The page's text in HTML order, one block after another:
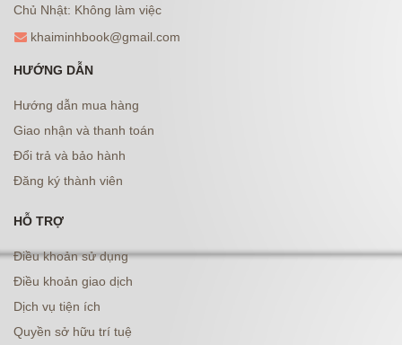
Chủ Nhật: Không làm việc
khaiminhbook@gmail.com
HƯỚNG DẪN
Hướng dẫn mua hàng
Giao nhận và thanh toán
Đổi trả và bảo hành
Đăng ký thành viên
HỖ TRỢ
Điều khoản sử dụng
Điều khoản giao dịch
Dịch vụ tiện ích
Quyền sở hữu trí tuệ